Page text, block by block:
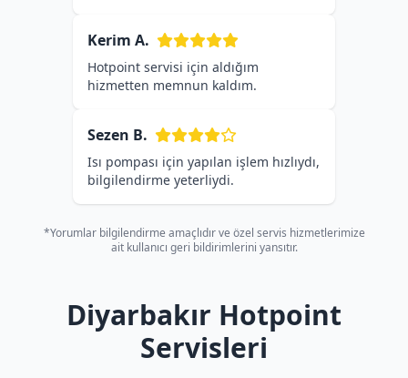
Kerim A.
Hotpoint servisi için aldığım
hizmetten memnun kaldım.
Sezen B.
Isı pompası için yapılan işlem hızlıydı,
bilgilendirme yeterliydi.
*Yorumlar bilgilendirme amaçlıdır ve özel servis hizmetlerimize
ait kullanıcı geri bildirimlerini yansıtır.
Diyarbakır Hotpoint
Servisleri